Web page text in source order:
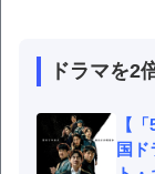
ドラマを2
【
国ド